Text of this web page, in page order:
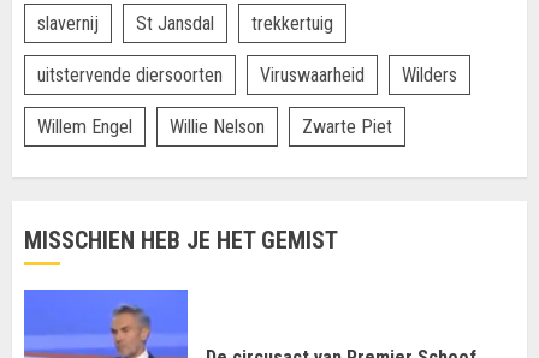
slavernij St Jansdal trekkertuig
uitstervende diersoorten Viruswaarheid Wilders
Willem Engel Willie Nelson Zwarte Piet
MISSCHIEN HEB JE HET GEMIST